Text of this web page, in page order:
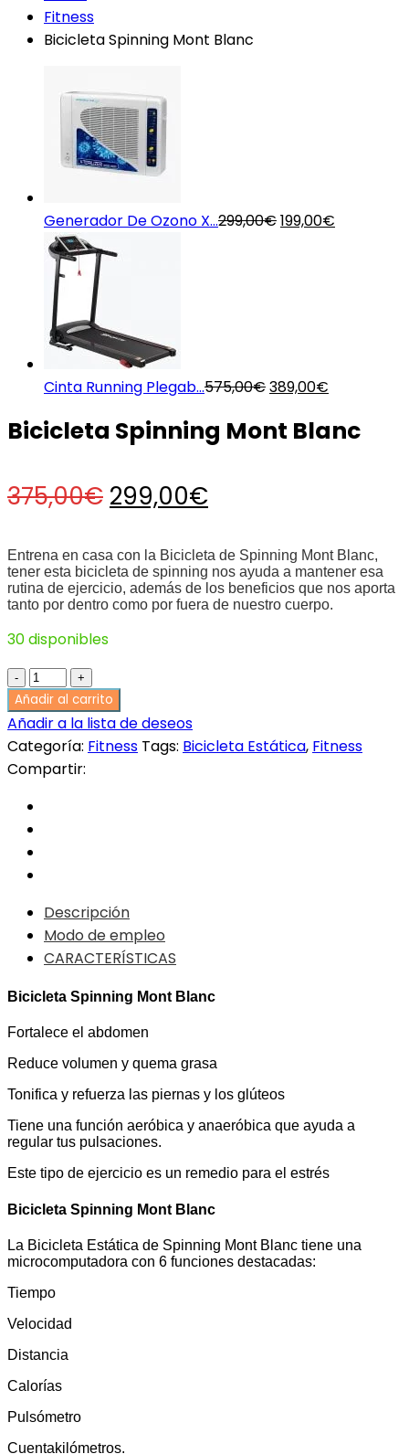
Fitness
Bicicleta Spinning Mont Blanc
Generador De Ozono X...299,00€El
199,00€
Cinta Running Plegab...575,00€El
original
389,00€
actual
Bicicleta Spinning Mont Blanc
375,00€ El
precio
original
375,00€.
299,00€
precio
actual
Entrena en casa con la Bicicleta de Spinning Mont Blanc,
tener esta bicicleta de spinning nos ayuda a mantener esa
rutina de ejercicio, además de los beneficios que nos aporta
tanto por dentro como por fuera de nuestro cuerpo.
30 disponibles
Bicicleta
Spinning
Mont
Blanc
quantity
Añadir al carrito
Añadir a la lista de deseos
Categoría: Fitness Tags: Bicicleta Estática, Fitness
Compartir:
Descripción
Modo de empleo
CARACTERÍSTICAS
Bicicleta Spinning Mont Blanc
Fortalece el abdomen
Reduce volumen y quema grasa
Tonifica y refuerza las piernas y los glúteos
Tiene una función aeróbica y anaeróbica que ayuda a
regular tus pulsaciones.
Este tipo de ejercicio es un remedio para el estrés
Bicicleta Spinning Mont Blanc
La Bicicleta Estática de Spinning Mont Blanc tiene una
microcomputadora con 6 funciones destacadas:
Tiempo
Velocidad
Distancia
Calorías
Pulsómetro
Cuentakilómetros.